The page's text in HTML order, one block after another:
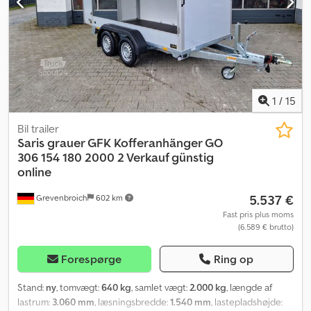
1 / 15
Grevenbroich 602 km
Bil trailer
Sarisgrauer GFK Kofferanhänger GO
306 154 180 2000 2 Verkauf günstig
online
5.537 €
Fast pris plus moms
(6.589 € brutto)
Forespørge Ring op
Stand: ny, tomvægt:640 kg, samlet vægt: 2.000 kg, længde af
lastrum: 3.060 mm , læsningsbredde:1.540 mm , lastepladshøjde: